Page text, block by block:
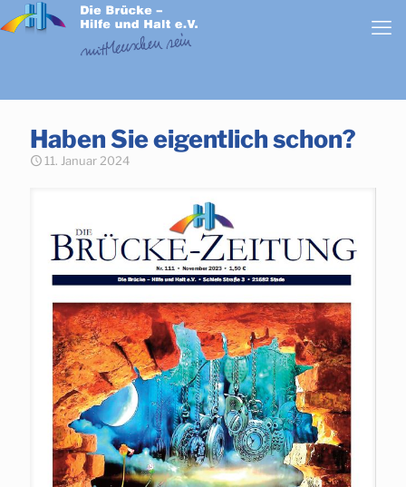
Haben Sie eigentlich schon?
11. Januar 2024